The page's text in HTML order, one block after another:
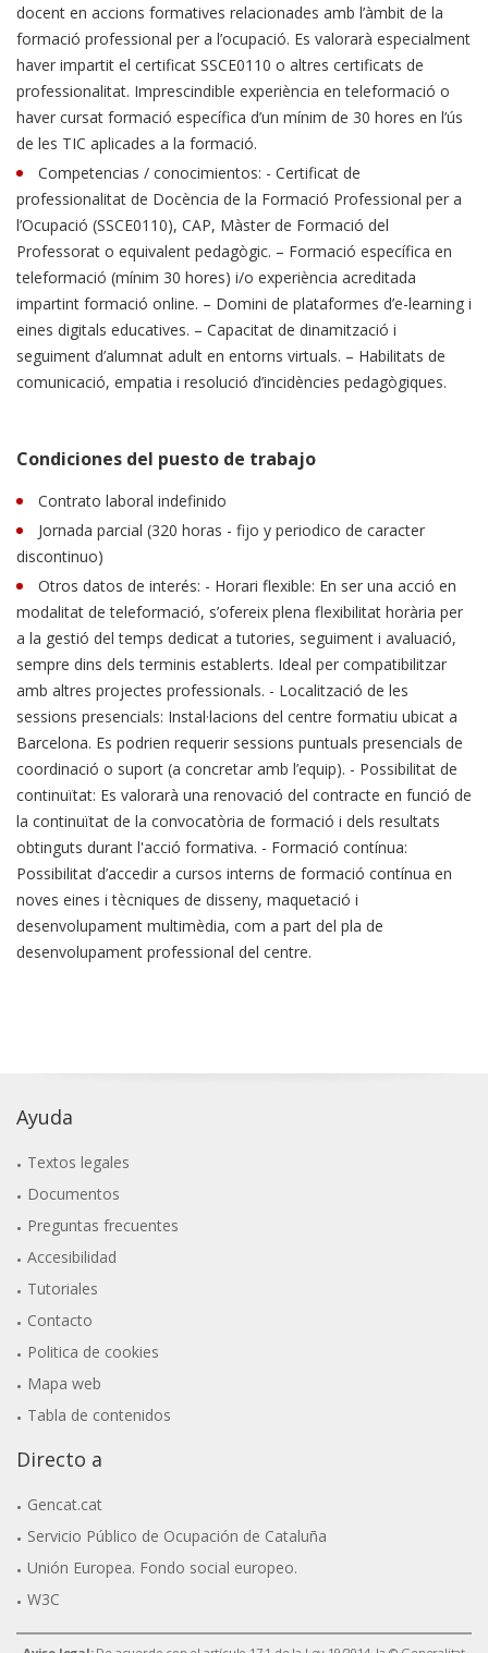
docent en accions formatives relacionades amb l’àmbit de la
formació professional per a l’ocupació. Es valorarà especialment
haver impartit el certificat SSCE0110 o altres certificats de
professionalitat. Imprescindible experiència en teleformació o
haver cursat formació específica d’un mínim de 30 hores en l’ús
de les TIC aplicades a la formació.
Competencias / conocimientos: - Certificat de
professionalitat de Docència de la Formació Professional per a
l’Ocupació (SSCE0110), CAP, Màster de Formació del
Professorat o equivalent pedagògic. – Formació específica en
teleformació (mínim 30 hores) i/o experiència acreditada
impartint formació online. – Domini de plataformes d’e-learning i
eines digitals educatives. – Capacitat de dinamització i
seguiment d’alumnat adult en entorns virtuals. – Habilitats de
comunicació, empatia i resolució d’incidències pedagògiques.
Condiciones del puesto de trabajo
Contrato laboral indefinido
Jornada parcial (320 horas - fijo y periodico de caracter
discontinuo)
Otros datos de interés: - Horari flexible: En ser una acció en
modalitat de teleformació, s’ofereix plena flexibilitat horària per
a la gestió del temps dedicat a tutories, seguiment i avaluació,
sempre dins dels terminis establerts. Ideal per compatibilitzar
amb altres projectes professionals. - Localització de les
sessions presencials: Instal·lacions del centre formatiu ubicat a
Barcelona. Es podrien requerir sessions puntuals presencials de
coordinació o suport (a concretar amb l’equip). - Possibilitat de
continuïtat: Es valorarà una renovació del contracte en funció de
la continuïtat de la convocatòria de formació i dels resultats
obtinguts durant l'acció formativa. - Formació contínua:
Possibilitat d’accedir a cursos interns de formació contínua en
noves eines i tècniques de disseny, maquetació i
desenvolupament multimèdia, com a part del pla de
desenvolupament professional del centre.
Ayuda
Textos legales
Documentos
Preguntas frecuentes
Accesibilidad
Tutoriales
Contacto
Politica de cookies
Mapa web
Tabla de contenidos
Directo a
Gencat.cat
Servicio Público de Ocupación de Cataluña
Unión Europea. Fondo social europeo.
W3C